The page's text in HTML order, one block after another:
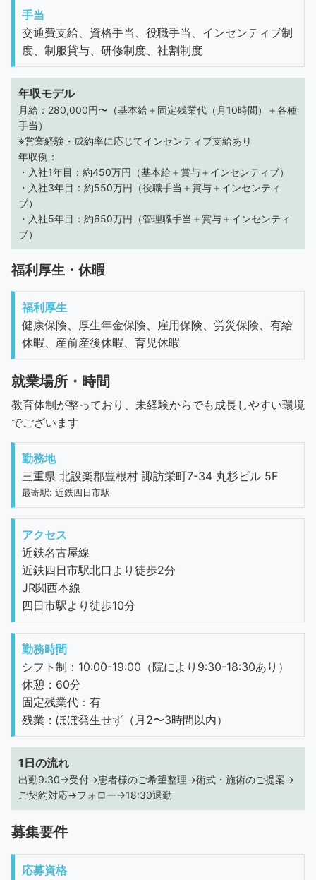
手当
交通費支給、資格手当、役職手当、インセンティブ制
度、制服貸与、研修制度、社割制度
年収モデル
月給：280,000円〜（基本給＋固定残業代（月10時間）＋各種
手当）
※営業経験・成約率に応じてインセンティブ支給あり
年収例：
・入社1年目：約450万円（基本給＋賞与＋インセンティブ）
・入社3年目：約550万円（役職手当＋賞与＋インセンティ
ブ）
・入社5年目：約650万円（管理職手当＋賞与＋インセンティ
ブ）
福利厚生・休暇
福利厚生
健康保険、厚生年金保険、雇用保険、労災保険、有給
休暇、産前産後休暇、育児休暇
就業場所・時間
教育体制が整っており、未経験からでも成長しやすい環境
でございます
勤務地
三重県 北設楽郡豊根村 諏訪栄町7-34 丸杉ビル 5F
最寄駅: 近鉄四日市駅
アクセス
近鉄名古屋線
近鉄四日市駅北口より徒歩2分
JR関西本線
四日市駅より徒歩10分
勤務時間
シフト制：10:00-19:00（院により9:30-18:30あり）
休憩：60分
固定残業代：有
残業：ほぼ発生せず（月2〜3時間以内）
1日の流れ
出勤9:30→受付→患者様のご希望整理→術式・施術のご提案→
ご契約対応→フォロー→18:30退勤
募集要件
応募資格